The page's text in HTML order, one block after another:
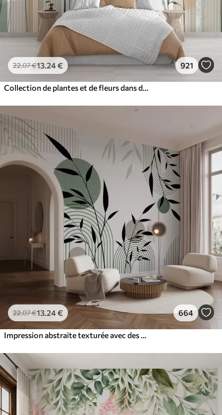
22.07€13 .24€ 921
22.07€13 .24€ 664